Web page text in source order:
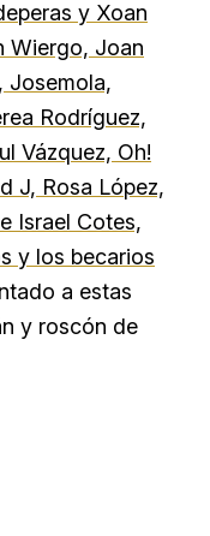
y Xoan
Wiergo, Joan
Josemola,
Rodríguez,
Vázquez, Oh!
J, Rosa López,
Israel Cotes,
y los becarios
a estas
y roscón de